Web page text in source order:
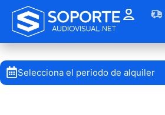
Selecciona el periodo de alquiler